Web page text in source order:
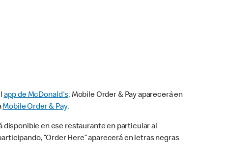
app de McDonald's. Mobile Order & Pay aparecerá en
Mobile Order & Pay.
disponible en ese restaurante en particular al
“Order Here” aparecerá en letras negras